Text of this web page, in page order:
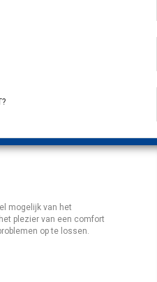
mogelijk van het
plezier van een comfort
op te lossen.